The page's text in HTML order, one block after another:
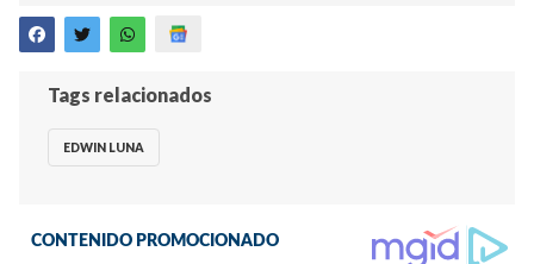
Tags relacionados
EDWIN LUNA